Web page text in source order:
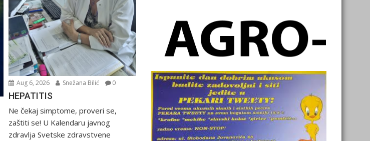
Aug 6, 2026 Snežana Bilić 0
HEPATITIS
Ne čekaj simptome, proveri se,
zaštiti se! U Kalendaru javnog
zdravlja Svetske zdravstvene